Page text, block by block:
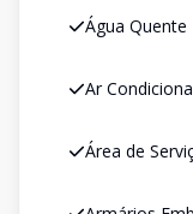
Água Quente
Ar
Área de